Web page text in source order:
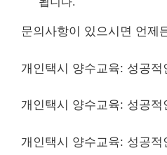
문의사항이 있으시면 언제
개인택시 양수교육: 성공
개인택시 양수교육: 성공
개인택시 양수교육: 성공